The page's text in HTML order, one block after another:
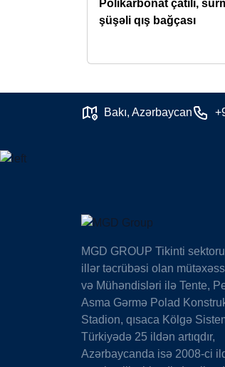
Polikarbonat çatılı,
şüşəli qış bağçası
Bakı, Azərbaycan
MGD GROUP Tikinti
illər təcrübəsi olan
və Mühəndisləri ilə Tente,
Asma Gərmə Polad
Stadion, qısaca Kölgə
Türkiyədə 25 ildən artıqdır,
Azərbaycanda isə 2008-ci